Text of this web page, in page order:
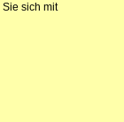
Sie sich mit